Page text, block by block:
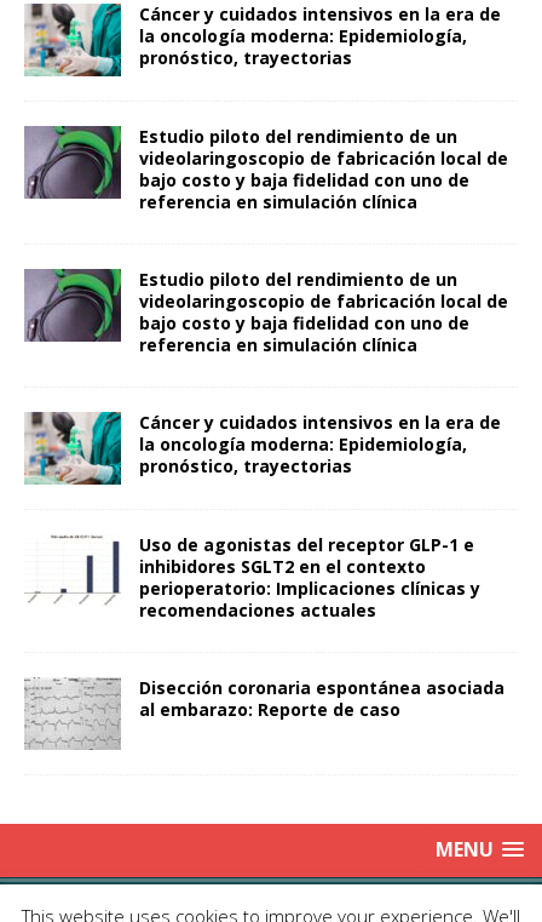
Cáncer y cuidados intensivos en la era de
la oncología moderna: Epidemiología,
pronóstico, trayectorias
Estudio piloto del rendimiento de un
videolaringoscopio de fabricación local de
bajo costo y baja fidelidad con uno de
referencia en simulación clínica
Estudio piloto del rendimiento de un
videolaringoscopio de fabricación local de
bajo costo y baja fidelidad con uno de
referencia en simulación clínica
Cáncer y cuidados intensivos en la era de
la oncología moderna: Epidemiología,
pronóstico, trayectorias
Uso de agonistas del receptor GLP-1 e
inhibidores SGLT2 en el contexto
perioperatorio: Implicaciones clínicas y
recomendaciones actuales
Disección coronaria espontánea asociada
al embarazo: Reporte de caso
MENU
Copyright © 2025 | Publicación Oficial de la Sociedad de Médicos
This website uses cookies to improve your experience. We'll